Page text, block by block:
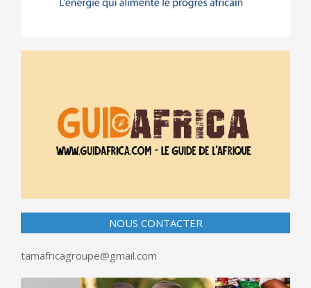
NOUS CONTACTER
tamafricagroupe@gmail.com